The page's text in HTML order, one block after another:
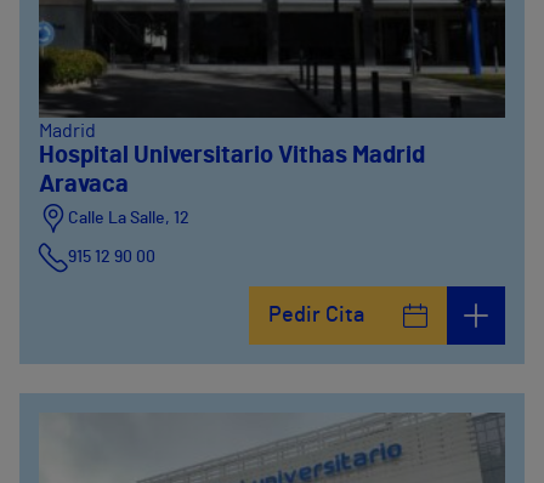
Madrid
Hospital Universitario Vithas Madrid
Aravaca
Calle La Salle, 12
915 12 90 00
Pedir Cita